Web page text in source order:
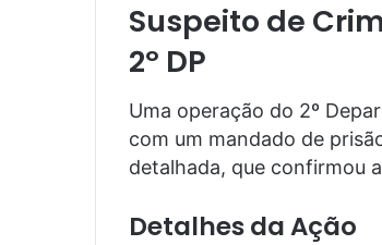
Suspeito de
2º DP
Uma operação do 2º
com um mandado de
detalhada, que confirmou
Detalhes da Ação